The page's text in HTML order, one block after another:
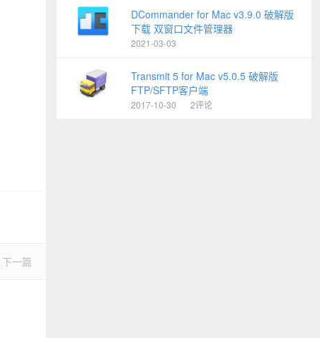
下一篇
DCommander for Mac v3.9.0 破解版
下载 双窗口文件管理器
2021-03-03
Transmit 5 for Mac v5.0.5 破解版
FTP/SFTP客户端
2017-10-30 2评论